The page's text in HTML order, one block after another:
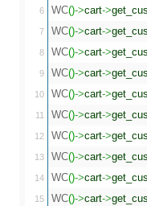
6
7
8
9
10
11
12
13
14
15
WC()->cart->
WC()->cart->
WC()->cart->
WC()->cart->
WC()->cart->
WC()->cart->
WC()->cart->
WC()->cart->
WC()->cart->
WC()->cart->